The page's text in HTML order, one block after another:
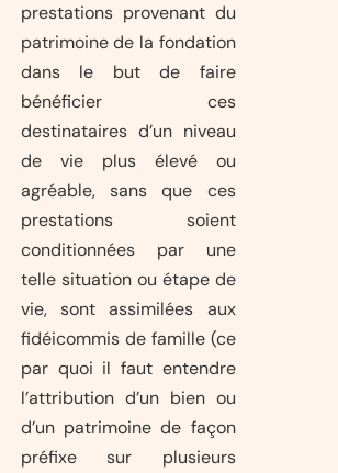
prestations provenant du
patrimoine de la fondation
dans le but de faire
bénéficier ces
destinataires d’un niveau
de vie plus élevé ou
agréable, sans que ces
prestations soient
conditionnées par une
telle situation ou étape de
vie, sont assimilées aux
fidéicommis de famille (ce
par quoi il faut entendre
l’attribution d’un bien ou
d’un patrimoine de façon
préfixe sur plusieurs